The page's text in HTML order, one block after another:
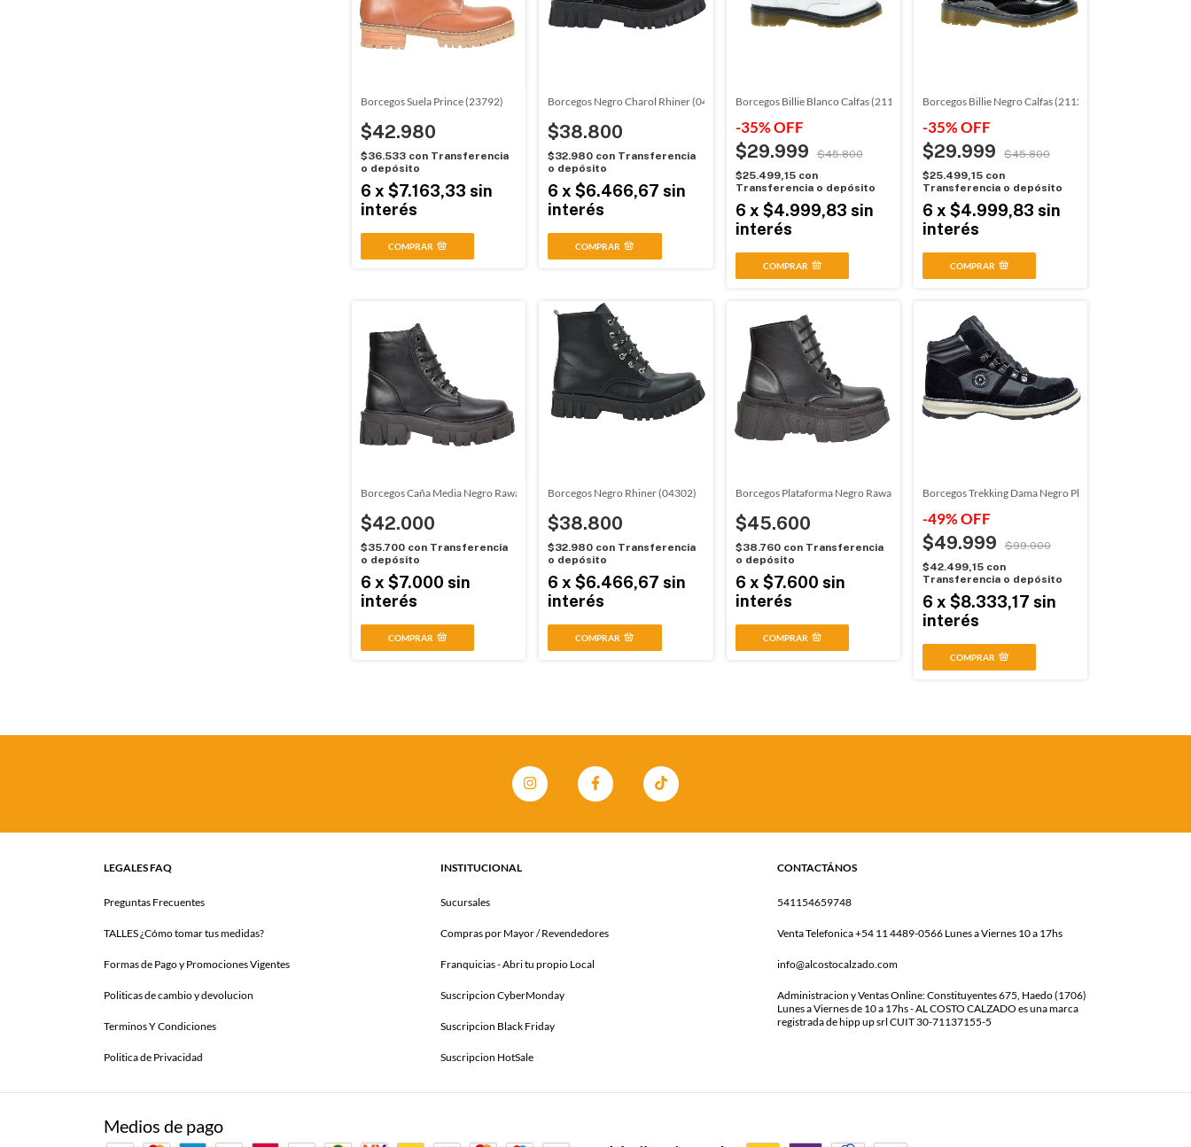
Borcegos Suela Prince (23792)
$42.980
$36.533 con Transferencia
o depósito
6 x $7.163,33 sin
interés
COMPRAR
Borcegos Negro Charol Rhiner (04301)
$38.800
$32.980 con Transferencia
o depósito
6 x$6.466,67 sin
interés
COMPRAR
Borcegos Billie Blanco Calfas (211221)
-35%OFF
$29.999
$45.800
$25.499,15 con
Transferencia o depósito
6 x $4.999,83 sin
interés
COMPRAR
Borcegos Billie Negro Calfas (211211)
-35%OFF
$29.999
$45.800
$25.499,15 con
Transferencia o depósito
6 x $4.999,83 sin
interés
COMPRAR
Borcegos Caña Media Negro Rawai (2001011)
$42.000
$35.700 con Transferencia
o depósito
6 x $7.000 sin
interés
COMPRAR
Borcegos Negro Rhiner (04302)
$38.800
$32.980 con Transferencia
o depósito
6 x$6.466,67 sin
interés
COMPRAR
Borcegos Plataforma Negro Rawai (0202101)
$45.600
$38.760 con Transferencia
o depósito
6 x $7.600 sin
interés
COMPRAR
Borcegos Trekking Dama Negro Plumitas (357521)
-49%OFF
$49.999
$99.000
$42.499,15 con
Transferencia o depósito
6 x $8.333,17 sin
interés
COMPRAR
LEGALES FAQ
Preguntas Frecuentes
TALLES ¿Cómo tomar tus medidas?
Formas de Pago y Promociones Vigentes
Politicas de cambio y devolucion
Terminos Y Condiciones
Politica de Privacidad
INSTITUCIONAL
Sucursales
Compras por Mayor / Revendedores
Franquicias - Abri tu propio Local
Suscripcion CyberMonday
Suscripcion Black Friday
Suscripcion HotSale
CONTACTÁNOS
541154659748
Venta Telefonica +54 11 4489-0566 Lunes a Viernes 10 a 17hs
info@alcostocalzado.com
Administracion y Ventas Online: Constituyentes 675, Haedo (1706)
Lunes a Viernes de 10 a 17hs - AL COSTO CALZADO es una marca
registrada de hipp up srl CUIT 30-71137155-5
Medios de pago